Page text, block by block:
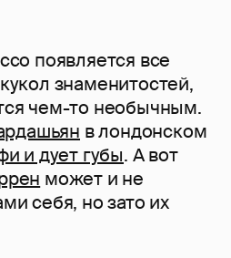
появляется все
знаменитостей,
чем-то необычным.
в лондонском
и дует губы. А вот
может и не
себя, но зато их